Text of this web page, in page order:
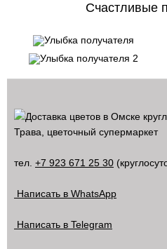
Счастливые
Трава, цветочный супермаркет
тел. +7 923 671 25 30
Написать в WhatsApp
Написать в Telegram